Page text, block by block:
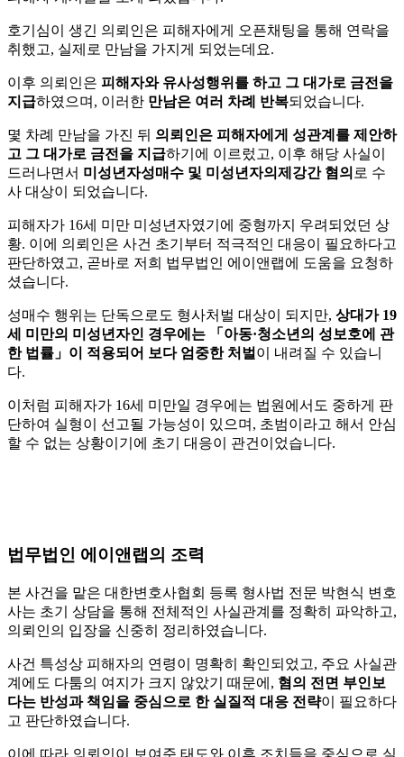
호기심이 생긴 의뢰인은 피해자에게 오픈채팅을 통해 연락을
취했고, 실제로 만남을 가지게 되었는데요.
이후 의뢰인은 피해자와 유사성행위를 하고 그 대가로 금전을
지급하였으며, 이러한 만남은 여러 차례 반복되었습니다.
몇 차례 만남을 가진 뒤 의뢰인은 피해자에게 성관계를 제안하
고 그 대가로 금전을 지급하기에 이르렀고, 이후 해당 사실이
드러나면서 미성년자성매수 및 미성년자의제강간 혐의 로 수
사 대상이 되었습니다.
피해자가 16세 미만 미성년자였기에 중형까지 우려되었던 상
황. 이에 의뢰인은 사건 초기부터 적극적인 대응이 필요하다고
판단하였고, 곧바로 저희 법무법인 에이앤랩에 도움을 요청하
셨습니다.
성매수 행위는 단독으로도 형사처벌 대상이 되지만, 상대가 19
세 미만의 미성년자인 경우에는 「아동·청소년의 성보호에 관
한 법률」이 적용되어 보다 엄중한 처벌 이 내려질 수 있습니
다.
이처럼 피해자가 16세 미만일 경우에는 법원에서도 중하게 판
단하여 실형이 선고될 가능성이 있으며, 초범이라고 해서 안심
할 수 없는 상황이기에 초기 대응이 관건이었습니다.
법무법인 에이앤랩의 조력
본 사건을 맡은 대한변호사협회 등록 형사법 전문 박현식 변호
사는 초기 상담을 통해 전체적인 사실관계를 정확히 파악하고,
의뢰인의 입장을 신중히 정리하였습니다.
사건 특성상 피해자의 연령이 명확히 확인되었고, 주요 사실관
계에도 다툼의 여지가 크지 않았기 때문에, 혐의 전면 부인보
다는 반성과 책임을 중심으로 한 실질적 대응 전략이 필요하다
고 판단하였습니다.
이에 따라 의뢰인이 보여준 태도와 이후 조치들을 중심으로 실